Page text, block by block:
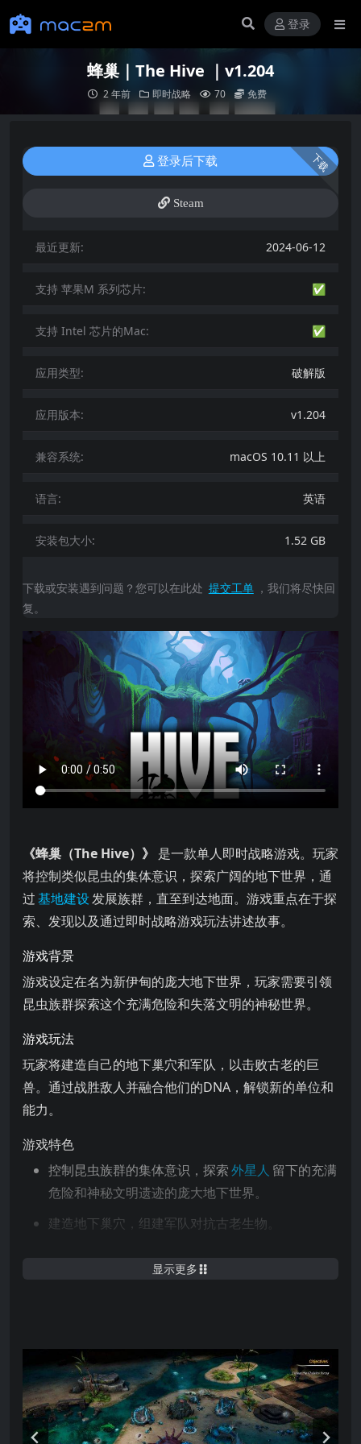
登录
蜂巢｜The Hive ｜v1.204
2 年前 即时战略 70 免费
下载
登录后下载
Steam
最近更新: 2024-06-12
支持 苹果M 系列芯片: ✅
支持 Intel 芯片的Mac: ✅
应用类型: 破解版
应用版本: v1.204
兼容系统: macOS 10.11 以上
语言: 英语
安装包大小: 1.52 GB
下载或安装遇到问题？您可以在此处 提交工单 ，我们将尽快回
复。
是一款单人即时战略游戏。玩家将控制类似昆虫的集体
《蜂巢（The Hive）》 是一款单人即时战略游戏。玩家
将控制类似昆虫的集体意识，探索广阔的地下世界，通
过基地建设发展族群，直至到达地面。游戏重点在于探
索、发现以及通过即时战略游戏玩法讲述故事。
游戏背景
游戏设定在名为新伊甸的庞大地下世界，玩家需要引领
昆虫族群探索这个充满危险和失落文明的神秘世界。
游戏玩法
玩家将建造自己的地下巢穴和军队，以击败古老的巨
兽。通过战胜敌人并融合他们的DNA，解锁新的单位和
能力。
游戏特色
控制昆虫族群的集体意识，探索外星人 留下的充满
危险和神秘文明遗迹的庞大地下世界。
建造地下巢穴，组建军队对抗古老生物。
在10个不同的关卡中制定策略，预计游戏时长10-
12小时。
游戏世界由盛开的泉水带来的宁静、火山的激烈热
情和承载着悲伤历史的废墟构成。
显示更多